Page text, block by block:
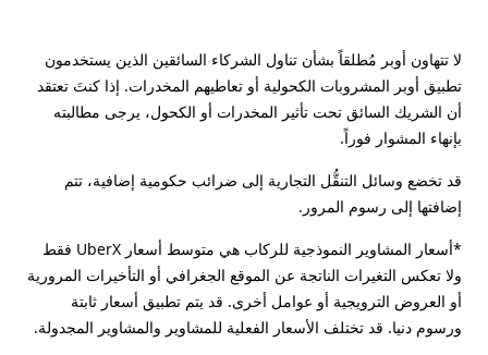
لا تتهاون أوبر مُطلقاً بشأن تناول الشركاء السائقين الذين يستخدمون
تطبيق أوبر المشروبات الكحولية أو تعاطيهم المخدرات. إذا كنتَ تعتقد
أن الشريك السائق تحت تأثير المخدرات أو الكحول، يرجى مطالبته
بإنهاء المشوار فوراً.
قد تخضع وسائل التنقُّل التجارية إلى ضرائب حكومية إضافية، تتم
إضافتها إلى رسوم المرور.
*أسعار المشاوير النموذجية للركاب هي متوسط أسعار UberX فقط
ولا تعكس التغيرات الناتجة عن الموقع الجغرافي أو التأخيرات المرورية
أو العروض الترويجية أو عوامل أخرى. قد يتم تطبيق أسعار ثابتة
ورسوم دنيا. قد تختلف الأسعار الفعلية للمشاوير والمشاوير المجدولة.